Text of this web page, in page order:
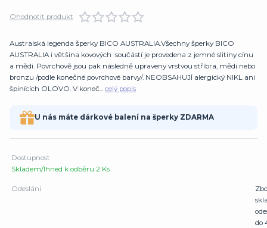
Ohodnotit produkt
Australská legenda šperky BICO AUSTRALIA.Všechny šperky BICO
AUSTRALIA i většina kovových součástí je provedena z jemné slitiny cínu
a mědi. Povrchově jsou pak následně upraveny vrstvou stříbra, mědi nebo
bronzu /podle konečné povrchové barvy/. NEOBSAHUJÍ alergický NIKL ani
špinících OLOVO. V koneč... celý popis
U nás máte dárkové balení na šperky ZDARMA
Dostupnost
Skladem/Ihned k odběru 2 Ks
Odeslání
do